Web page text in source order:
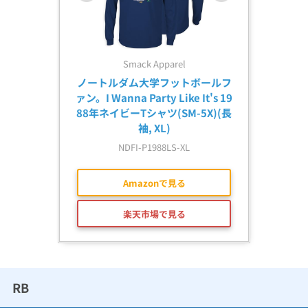
Smack Apparel
ノートルダム大学フットボールフ
ァン。I Wanna Party Like It's 19
88年ネイビーTシャツ(SM-5X)(長
袖, XL)
NDFI-P1988LS-XL
Amazonで見る
楽天市場で見る
RB